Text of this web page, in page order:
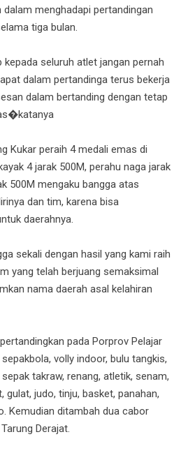
menghadapi pertandingan
tiga bulan.
seluruh atlet jangan pernah
dalam pertandinga terus bekerja
dalam bertanding dengan tetap
Kukar peraih 4 medali emas di
4 jarak 500M, perahu naga jarak
500M mengaku bangga atas
dan tim, karena bisa
daerahnya.
sekali dengan hasil yang kami raih
yang telah berjuang semaksimal
nama daerah asal kelahiran
pada Porprov Pelajar
volly indoor, bulu tangkis,
takraw, renang, atletik, senam,
gulat, judo, tinju, basket, panahan,
Kemudian ditambah dua cabor
Derajat.